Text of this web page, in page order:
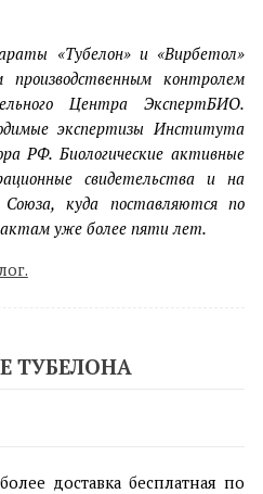
«Тубелон» и «Вирбетол»
производственным контролем
Центра ЭкспертБИО.
экспертизы Института
РФ. Биологические активные
свидетельства и на
Союза, куда поставляются по
уже более пяти лет.
ТУБЕЛОНА
доставка бесплатная по